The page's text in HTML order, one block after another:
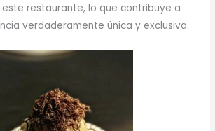
restaurante, lo que contribuye a
verdaderamente única y exclusiva.